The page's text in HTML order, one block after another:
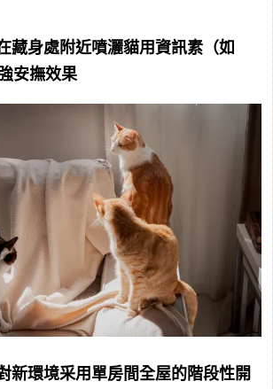
藏身處附近噴灑貓用資訊素（如
安撫效果
新環境采用單房間全屋的階段性開